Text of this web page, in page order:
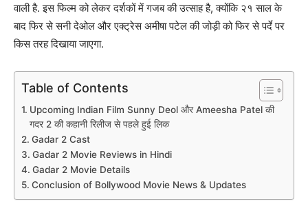
वाली है. इस फिल्म को लेकर दर्शकों में गजब की उत्साह है, क्योंकि २१ साल के
बाद फिर से सनी देओल और एक्ट्रेस अमीषा पटेल की जोड़ी को फिर से पर्दे पर
किस तरह दिखाया जाएगा.
Table of Contents
Upcoming Indian Film Sunny Deol और Ameesha Patel की
गदर 2 की कहानी रिलीज से पहले हुई लिक
Gadar 2 Cast
Gadar 2 Movie Reviews in Hindi
Gadar 2 Movie Details
Conclusion of Bollywood Movie News & Updates